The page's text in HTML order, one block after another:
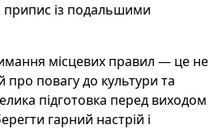
із подальшими
місцевих правил — це не
повагу до культури та
підготовка перед виходом
гарний настрій і